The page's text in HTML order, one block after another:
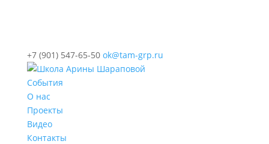
+7 (901) 547-65-50 ok@tam-grp.ru
События
О нас
Проекты
Видео
Контакты